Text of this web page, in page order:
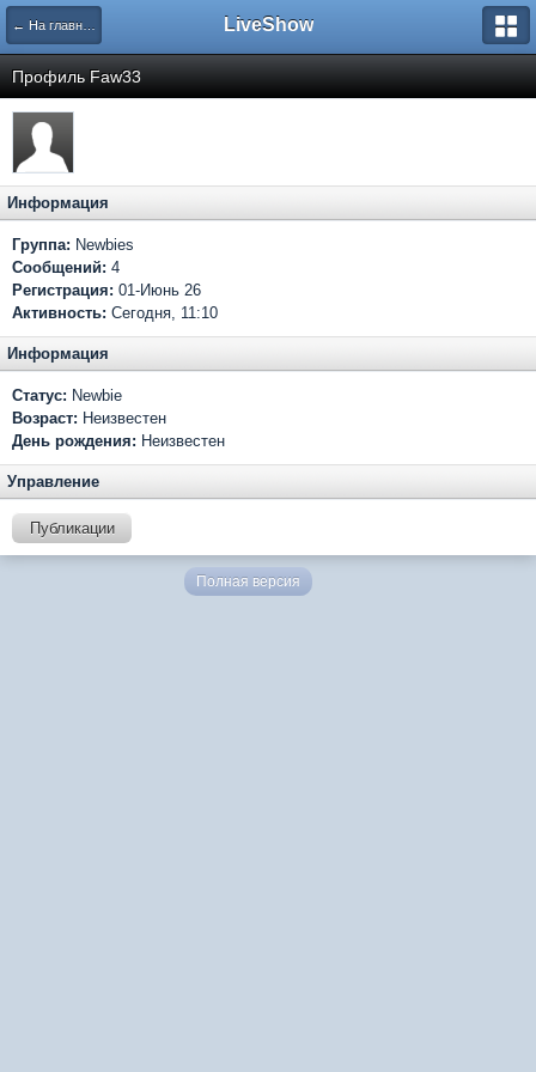
← На главную LiveShow
Профиль Faw33
Информация
Группа: Newbies
Сообщений: 4
Регистрация: 01-Июнь 26
Активность: Сегодня, 11:10
Информация
Статус: Newbie
Возраст: Неизвестен
День рождения: Неизвестен
Управление
Публикации
Полная версия